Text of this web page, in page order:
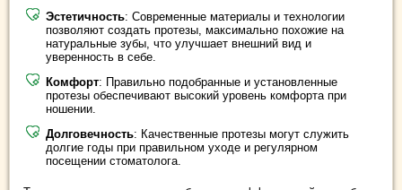
Эстетичность: Современные материалы и технологии
позволяют создать протезы, максимально похожие на
натуральные зубы, что улучшает внешний вид и
уверенность в себе.
Комфорт: Правильно подобранные и установленные
протезы обеспечивают высокий уровень комфорта при
ношении.
Долговечность: Качественные протезы могут служить
долгие годы при правильном уходе и регулярном
посещении стоматолога.